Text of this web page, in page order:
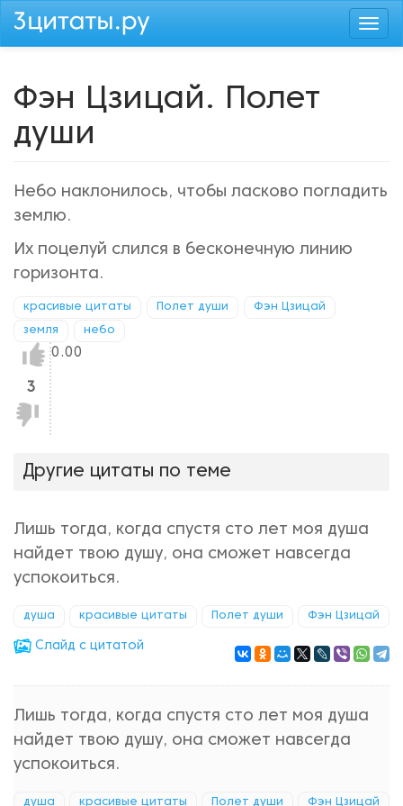
Перейти
Фэн Цзицай. Полет
души
Небо наклонилось, чтобы ласково погладить
землю.
Их поцелуй слился в бесконечную линию
горизонта.
красивые цитаты Полет души Фэн Цзицай
земля небо
Нравится!
3
Не
нравится!
0.00
Другие цитаты по теме
Лишь тогда, когда спустя сто лет моя душа
найдет твою душу, она сможет навсегда
успокоиться.
душа красивые цитаты Полет души Фэн Цзицай
Cлайд с цитатой
Лишь тогда, когда спустя сто лет моя душа
найдет твою душу, она сможет навсегда
успокоиться.
душа красивые цитаты Полет души Фэн Цзицай